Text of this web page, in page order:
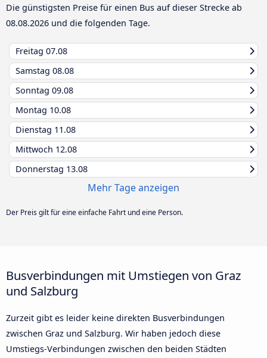
Die günstigsten Preise für einen Bus auf dieser Strecke ab
08.08.2026 und die folgenden Tage.
Freitag 07.08
Samstag 08.08
Sonntag 09.08
Montag 10.08
Dienstag 11.08
Mittwoch 12.08
Donnerstag 13.08
Mehr Tage anzeigen
Der Preis gilt für eine einfache Fahrt und eine Person.
Busverbindungen mit Umstiegen von Graz
und Salzburg
Zurzeit gibt es leider keine direkten Busverbindungen
zwischen Graz und Salzburg. Wir haben jedoch diese
Umstiegs-Verbindungen zwischen den beiden Städten